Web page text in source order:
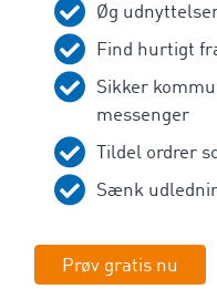
Øg
Find hurtigt
Sikker
messenger
Tildel ordrer
Sænk
Prøv gratis nu